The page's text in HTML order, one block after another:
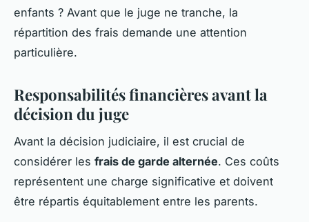
enfants ? Avant que le juge ne tranche, la
répartition des frais demande une attention
particulière.
Responsabilités financières avant la
décision du juge
Avant la décision judiciaire, il est crucial de
considérer les frais de garde alternée. Ces coûts
représentent une charge significative et doivent
être répartis équitablement entre les parents.